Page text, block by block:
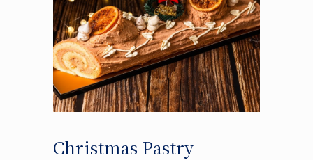
Christmas Pastry